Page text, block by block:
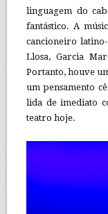
linguagem do
fantástico. A
cancioneiro
Llosa, Garcia
Portanto, houve
um pensamento
lida de imediato
teatro hoje.